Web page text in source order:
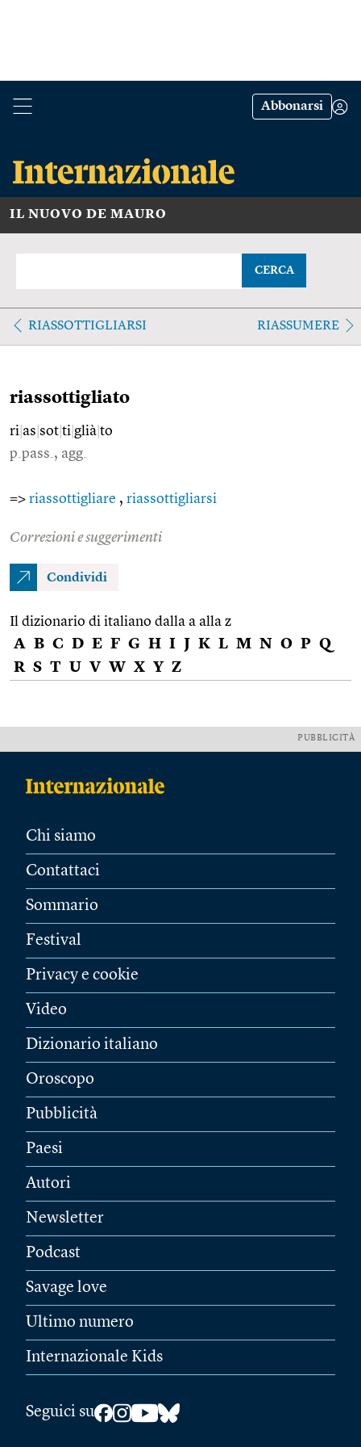
Abbonarsi
IL NUOVO DE MAURO
CERCA
RIASSOTTIGLIARSI RIASSUMERE
riassottigliato
ri as sot ti glià to
p.pass., agg.
=> riassottigliare , riassottigliarsi
Correzioni e suggerimenti
Condividi
Il dizionario di italiano dalla a alla z
A B C D E F G H I J K L M N O P Q
R S T U V W X Y Z
PUBBLICITÀ
Chi siamo
Contattaci
Sommario
Festival
Privacy e cookie
Video
Dizionario italiano
Oroscopo
Pubblicità
Paesi
Autori
Newsletter
Podcast
Savage love
Ultimo numero
Internazionale Kids
Seguici su